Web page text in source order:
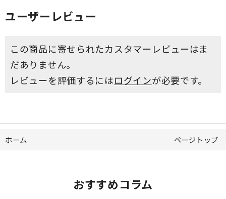
ユーザーレビュー
この商品に寄せられたカスタマーレビューはま
だありません。
レビューを評価するにはログインが必要です。
ホーム ページトップ
おすすめコラム